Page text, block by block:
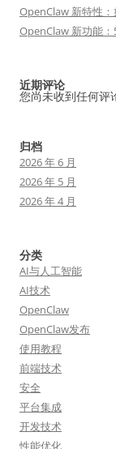
OpenClaw 新特性
OpenClaw 新功能
近期评论
您尚未收到任何评
归档
2026 年 6 月
2026 年 5 月
2026 年 4 月
分类
AI与人工智能
AI技术
OpenClaw
OpenClaw发布
使用教程
前端技术
安全
平台集成
开发技术
性能优化